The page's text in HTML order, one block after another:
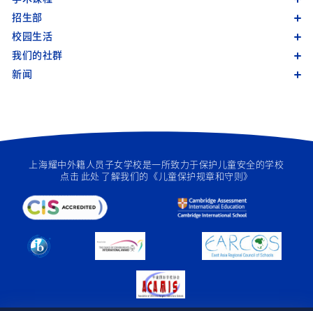
招生部
校园生活
我们的社群
新闻
上海耀中外籍人员子女学校是一所致力于保护儿童安全的学校
点击 此处 了解我们的《儿童保护规章和守则》